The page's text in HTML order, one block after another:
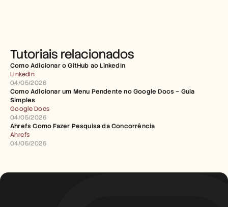
Tutoriais relacionados
Como Adicionar o GitHub ao LinkedIn
LinkedIn
04/05/2026
Como Adicionar um Menu Pendente no Google Docs – Guia
Simples
Google Docs
04/05/2026
Ahrefs Como Fazer Pesquisa da Concorrência
Ahrefs
04/05/2026